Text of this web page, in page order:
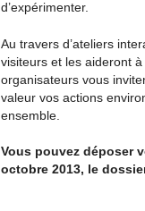
d’expérimenter.
Au travers d’ateliers
visiteurs et les aideront
organisateurs vous
valeur vos actions
ensemble.
Vous pouvez déposer
octobre 2013, le